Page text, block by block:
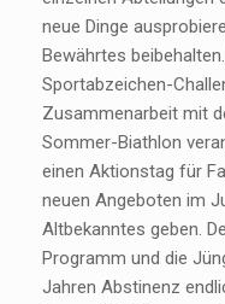
neue Dinge
Bewährtes
Sportabzeichen-
Zusammenarbeit mit
Sommer-Biathlon
einen Aktionstag für
neuen Angeboten im
Altbekanntes geben.
Programm und die
Jahren Abstinenz